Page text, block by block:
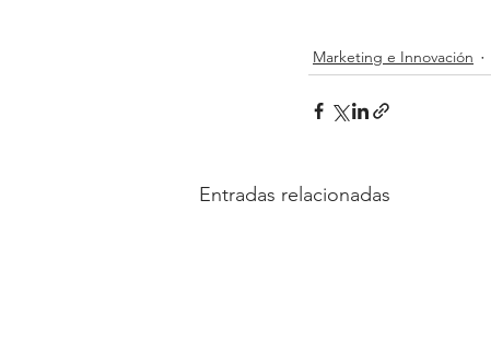
Marketing e Innovación
Entradas relacionadas